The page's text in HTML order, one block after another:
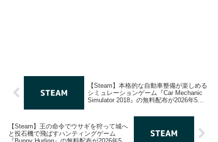
【Steam】本格的な自動車整備が楽しめる
シミュレーションゲーム『Car Mechanic
Simulator 2018』の無料配布が2026年5月
【Steam】王の命令でウサギを狩って城へ
と投石機で飛ばすハンティングゲーム